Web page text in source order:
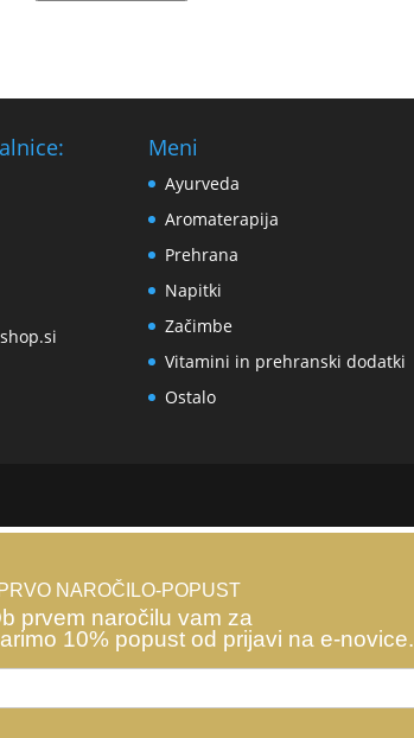
Meni
Ayurveda
Aromaterapija
Prehrana
Napitki
Začimbe
Vitamini in prehranski dodatki
Ostalo
PRVO NAROČILO-POPUST
prvem naročilu vam za
10% popust od prijavi na e-novice.